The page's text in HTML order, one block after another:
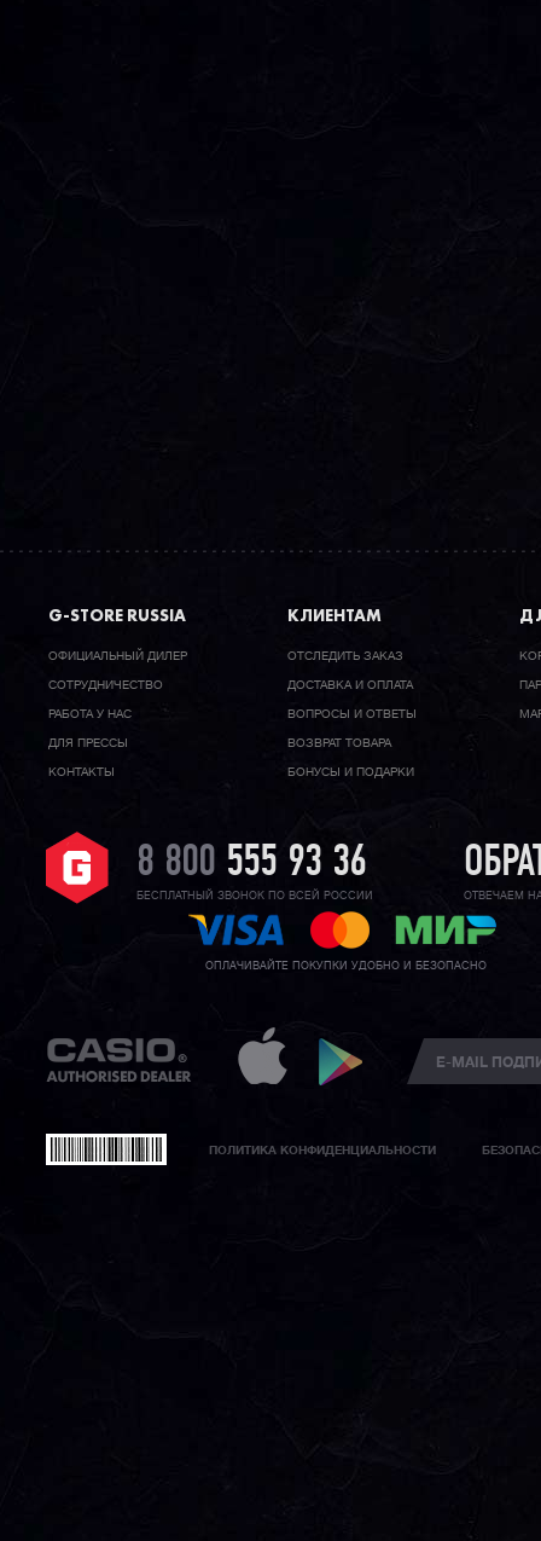
G-STORE RUSSIA
ОФИЦИАЛЬНЫЙ ДИЛЕР
CОТРУДНИЧЕСТВО
РАБОТА У НАС
ДЛЯ ПРЕССЫ
КОНТАКТЫ
КЛИЕНТАМ
ОТСЛЕДИТЬ ЗАКАЗ
ДОСТАВКА И ОПЛАТА
ВОПРОСЫ И ОТВЕТЫ
ВОЗВРАТ ТОВАРА
БОНУСЫ И ПОДАРКИ
8 800 555 93 36
БЕСПЛАТНЫЙ ЗВОНОК ПО ВСЕЙ РОССИИ ОТВЕЧАЕМ
ОПЛАЧИВАЙТЕ ПОКУПКИ УДОБНО И БЕЗОПАСНО
ПОЛИТИКА КОНФИДЕНЦИАЛЬНОСТИ